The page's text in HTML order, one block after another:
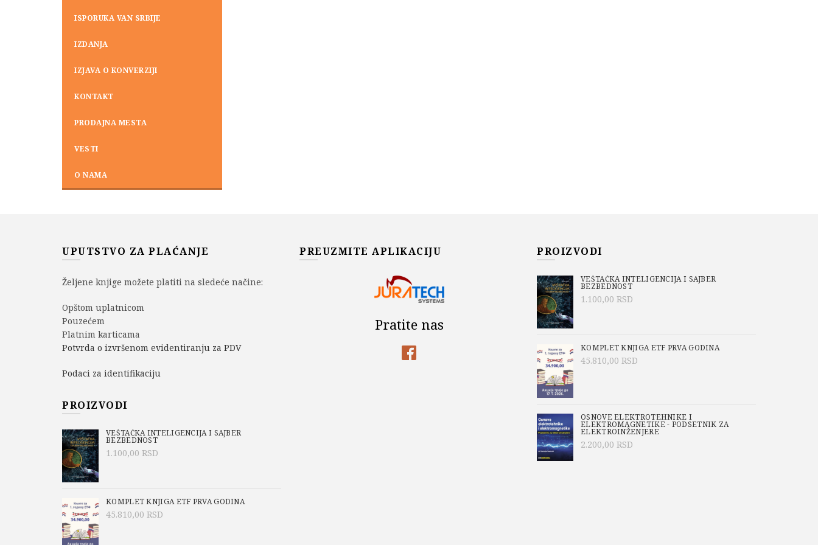
ISPORUKA VAN SRBIJE
IZDANJA
IZJAVA O KONVERZIJI
KONTAKT
PRODAJNA MESTA
VESTI
O NAMA
UPUTSTVO ZA PLAĆANJE
Željene knjige možete platiti na sledeće načine:
Opštom uplatnicom
Pouzećem
Platnim karticama
Potvrda o izvršenom evidentiranju za PDV
Podaci za identifikaciju
PROIZVODI
VEŠTAČKA INTELIGENCIJA I SAJBER
BEZBEDNOST
1.100,00 RSD
KOMPLET KNJIGA ETF PRVA GODINA
45.810,00 RSD
PREUZMITE APLIKACIJU
Pratite nas
PROIZVODI
VEŠTAČKA INTELIGENCIJA I SAJBER
BEZBEDNOST
1.100,00 RSD
KOMPLET KNJIGA ETF PRVA GODINA
45.810,00 RSD
OSNOVE ELEKTROTEHNIKE I
ELEKTROMAGNETIKE - PODSETNIK ZA
ELEKTROINŽENJERE
2.200,00 RSD